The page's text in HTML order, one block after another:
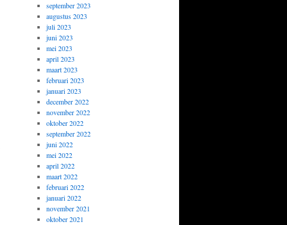
september 2023
augustus 2023
juli 2023
juni 2023
mei 2023
april 2023
maart 2023
februari 2023
januari 2023
december 2022
november 2022
oktober 2022
september 2022
juni 2022
mei 2022
april 2022
maart 2022
februari 2022
januari 2022
november 2021
oktober 2021